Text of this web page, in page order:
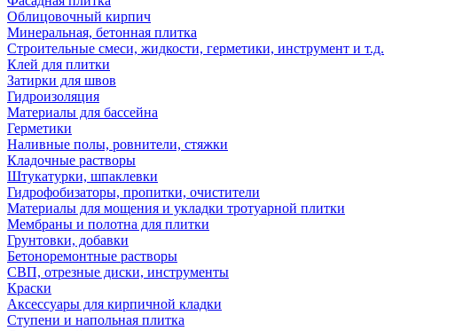
Облицовочный кирпич
Минеральная, бетонная плитка
Строительные смеси, жидкости, герметики, инструмент и т.д.
Клей для плитки
Затирки для швов
Гидроизоляция
Материалы для бассейна
Герметики
Наливные полы, ровнители, стяжки
Кладочные растворы
Штукатурки, шпаклевки
Гидрофобизаторы, пропитки, очистители
Материалы для мощения и укладки тротуарной плитки
Мембраны и полотна для плитки
Грунтовки, добавки
Бетоноремонтные растворы
СВП, отрезные диски, инструменты
Краски
Аксессуары для кирпичной кладки
Ступени и напольная плитка